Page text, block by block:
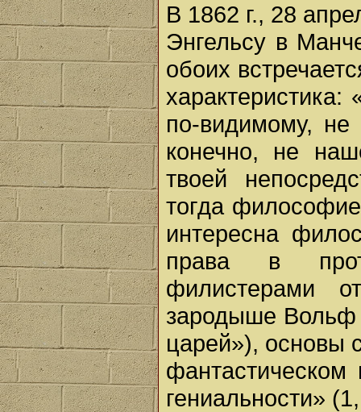
В 1862 г., 28
Энгельсу в
обоих
по-видимому,
конечно, не
твоей
тогда
интересна
права в
филистерами
зародыше Вольф
царей»), основы
гениальности»